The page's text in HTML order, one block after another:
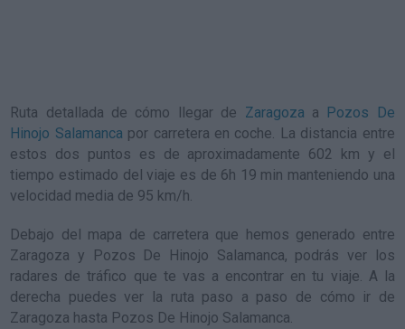
Ruta detallada de cómo llegar de Zaragoza a Pozos De
Hinojo Salamanca por carretera en coche. La distancia entre
estos dos puntos es de aproximadamente 602 km y el
tiempo estimado del viaje es de 6h 19 min manteniendo una
velocidad media de 95 km/h.
Debajo del mapa de carretera que hemos generado entre
Zaragoza y Pozos De Hinojo Salamanca, podrás ver los
radares de tráfico que te vas a encontrar en tu viaje. A la
derecha puedes ver la ruta paso a paso de cómo ir de
Zaragoza hasta Pozos De Hinojo Salamanca.